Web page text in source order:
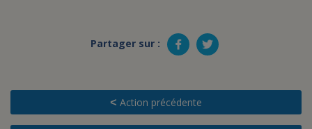
Partager sur :
< Action précédente